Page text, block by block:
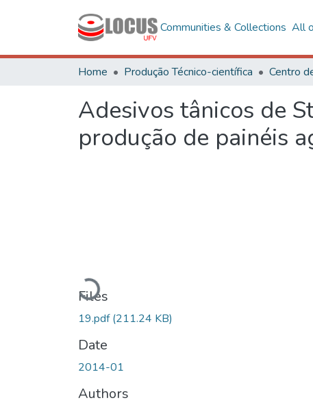
Communities & Collections All
Home Produção Técnico-científica Centro
Adesivos tânicos de
produção de painéis
Loading...
Files
19.pdf(211.24 KB)
Date
2014-01
Authors